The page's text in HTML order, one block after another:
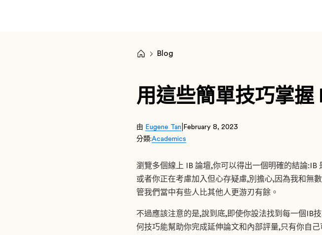
Blog
用這些簡單技巧掌握
由 Eugene Tan February 8, 2023
分類:Academics
瀏覽多個線上 IB 論壇,你可以得出一個明確的結論
或者你正在考慮加入但心存疑慮,別擔心,因為我和無
管我們當中有些人比其他人更游刃有餘。
不過應該注意的是,說到底,即使你設法找到每一個IB
何技巧能幫助你完成延伸論文和內部評量,只有你自